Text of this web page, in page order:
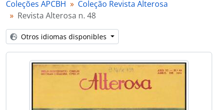
Coleções APCBH
Coleção Revista Alterosa
Revista Alterosa n. 48
Otros idiomas disponibles